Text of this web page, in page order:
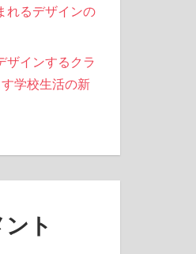
れるデザインの
ザインするクラ
学校生活の新
ト